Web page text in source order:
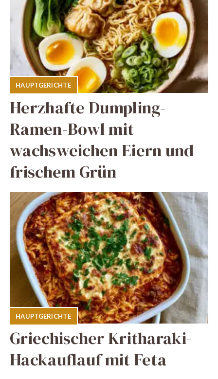
HAUPTGERICHTE
Herzhafte Dumpling-
Ramen-Bowl mit
wachsweichen Eiern und
frischem Grün
HAUPTGERICHTE
Griechischer Kritharaki-
Hackauflauf mit Feta